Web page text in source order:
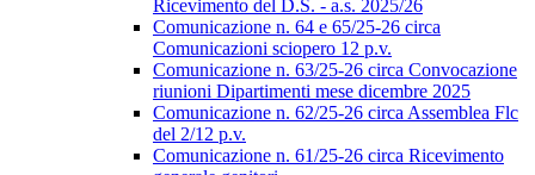
Ricevimento del D.S. - a.s. 2025/26
Comunicazione n. 64 e 65/25-26 circa
Comunicazioni sciopero 12 p.v.
Comunicazione n. 63/25-26 circa Convocazione
riunioni Dipartimenti mese dicembre 2025
Comunicazione n. 62/25-26 circa Assemblea Flc
del 2/12 p.v.
Comunicazione n. 61/25-26 circa Ricevimento